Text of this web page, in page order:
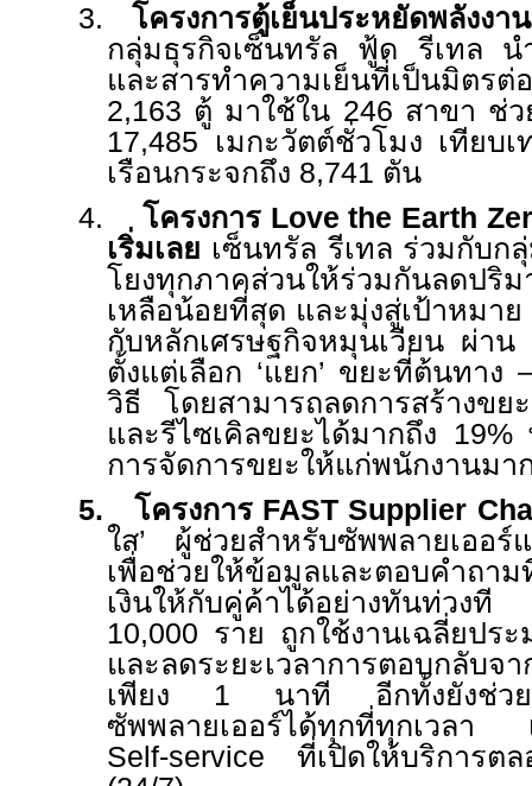
3.
โครงการตู้เย็นประหยัดพลังงา
กลุ่มธุรกิจเซ็นทรัล ฟู้ด รีเทล น
และสารทำความเย็นที่เป็นมิตรต่
2,163 ตู้ มาใช้ใน 246 สาขา ช่ว
17,485 เมกะวัตต์ชั่วโมง เทียบ
เรือนกระจกถึง 8,741 ตัน
4.
โครงการ Love the Earth
เริ่มเลย เซ็นทรัล รีเทล ร่วมกับก
โยงทุกภาคส่วนให้ร่วมกันลดปริ
เหลือน้อยที่สุด และมุ่งสู่เป้าหมาย
กับหลักเศรษฐกิจหมุนเวียน ผ่า
ตั้งแต่เลือก ‘แยก’ ขยะที่ต้นทาง
วิธี โดยสามารถลดการสร้างข
และรีไซเคิลขยะได้มากถึง
การจัดการขยะให้แก่พนักงานมา
5.
โครงการ FAST Supplier
ใส’ ผู้ช่วยสำหรับซัพพลายเออ
เพื่อช่วยให้ข้อมูลและตอบคำถาม
เงินให้กับคู่ค้าได้อย่างทันท่ว
10,000 ราย ถูกใช้งานเฉลี่ยปร
และลดระยะเวลาการตอบกลับ
เพียง 1 นาที อีกทั้งยังช่ว
ซัพพลายเออร์ได้ทุกที่ทุกเวลา
Self-service ที่เปิดให้บริการ